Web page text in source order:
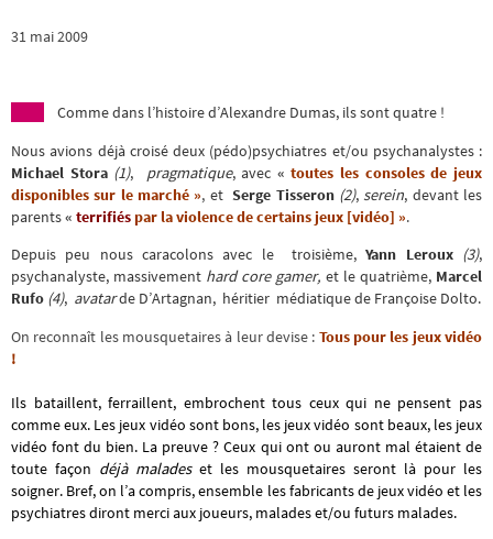
31 mai 2009
Comme dans l’histoire d’Alexandre Dumas, ils sont quatre !
Nous avions déjà croisé deux (pédo)psychiatres et/ou psychanalystes :
Michael Stora (1), pragmatique, avec «toutes les consoles de jeux
disponibles sur le marché », et Serge Tisseron (2),serein, devant les
parents« terrifiéspar la violence de certains jeux [vidéo] ».
Depuis peu nous caracolons avec le troisième, Yann Leroux (3),
psychanalyste, massivement hard core gamer, et le quatrième, Marcel
Rufo (4), avatarde D’Artagnan, héritier médiatique de Françoise Dolto.
On reconnaît les mousquetaires à leur devise : Tous pour les jeux vidéo
!
Ils bataillent, ferraillent, embrochent tous ceux qui ne pensent pas
comme eux. Les jeux vidéo sont bons, les jeux vidéo sont beaux, les jeux
vidéo font du bien. La preuve ? Ceux qui ont ou auront mal étaient de
toute façon déjà maladeset les mousquetaires seront là pour les
soigner. Bref, on l’a compris, ensemble les fabricants de jeux vidéo et les
psychiatres diront merci aux joueurs, malades et/ou futurs malades.